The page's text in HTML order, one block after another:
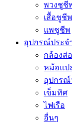
พวงชูชี
เสื้อชูชี
แพชูชีพ
อุปกรณ์ประจ
กล้องส่
หม้อแป
อุปกรณ์
เข็มทิศ
ไฟเรือ
อื่นๆ